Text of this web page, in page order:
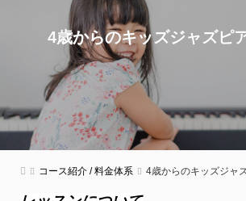
4歳からのキッズジャズピ
コース紹介 / 料金体系 4歳からのキッズジャ